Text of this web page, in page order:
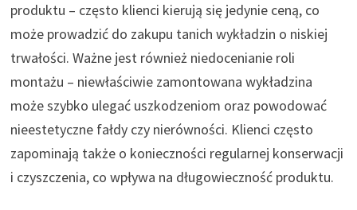
produktu – często klienci kierują się jedynie ceną, co
może prowadzić do zakupu tanich wykładzin o niskiej
trwałości. Ważne jest również niedocenianie roli
montażu – niewłaściwie zamontowana wykładzina
może szybko ulegać uszkodzeniom oraz powodować
nieestetyczne fałdy czy nierówności. Klienci często
zapominają także o konieczności regularnej konserwacji
i czyszczenia, co wpływa na długowieczność produktu.